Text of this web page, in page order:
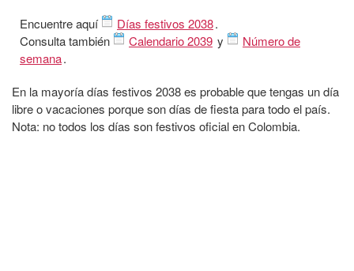
Encuentre aquí
Días festivos 2038.
Consulta también
Calendario 2039 y
Número de
semana.
En la mayoría días festivos 2038 es probable que tengas un día
libre o vacaciones porque son días de fiesta para todo el país.
Nota: no todos los días son festivos oficial en Colombia.